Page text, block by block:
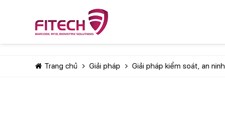
Trang chủ Giải pháp Giải pháp kiểm soát, an ninh